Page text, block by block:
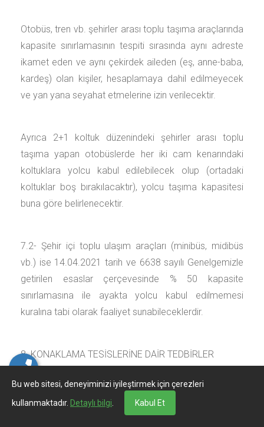
Bu web sitesi, deneyiminizi iyileştirmek için çerezleri
kullanmaktadır. Detaylı bilgi Kabul Et
Otobüs, tren vb. şehirler arası toplu taşıma araçlarında
kapasite sınırlamasının tespiti sırasında aynı adreste
ikamet eden ve aynı çekirdek aileden (eş, anne-baba,
kardeş) olan kişiler, hesaplamaya dahil edilmeyecek
ve yan yana seyahat etmelerine izin verilecektir.
Ayrıca 2+1 koltuk düzenindeki şehirler arası toplu
taşıma yapan otobüslerde her iki cam kenarındaki
koltuklara yolcu kabul edilebilecek olup (ortadaki
koltuklar boş bırakılacaktır), yolcu taşıma kapasitesi
buna göre belirlenecektir.
7.2- Şehir içi toplu ulaşım araçları (minibüs, midibüs
vb.) ise 14.04.2021 tarih ve 6638 sayılı Genelgemizle
getirilen esaslar çerçevesinde % 50 kapasite
sınırlamasına ile ayakta yolcu kabul edilmemesi
kuralına tabi olarak faaliyet sunabileceklerdir.
8. KONAKLAMA TESİSLERİNE DAİR TEDBİRLER
dinlenme tesisleri (yerleşim sahası